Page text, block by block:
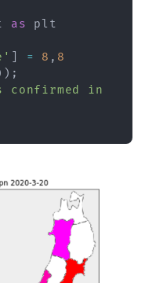
as plt
= 8 , 8
) ;
confirmed in